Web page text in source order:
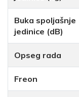
Buka spoljašnje
jedinice (dB)
Opseg rada
Freon